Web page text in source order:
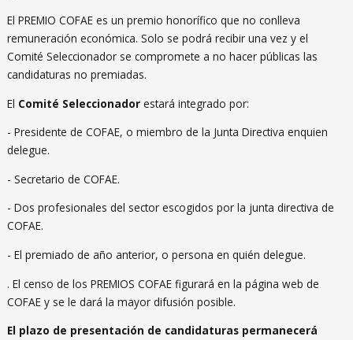
El PREMIO COFAE es un premio honorífico que no conlleva
remuneración económica. Solo se podrá recibir una vez y el
Comité Seleccionador se compromete a no hacer públicas las
candidaturas no premiadas.
El Comité Seleccionadorestará integrado por:
- Presidente de COFAE, o miembro de la Junta Directiva enquien
delegue.
- Secretario de COFAE.
- Dos profesionales del sector escogidos por la junta directiva de
COFAE.
- El premiado de año anterior, o persona en quién delegue.
. El censo de los PREMIOS COFAE figurará en la página web de
COFAE y se le dará la mayor difusión posible.
El plazo de presentación de candidaturas permanecerá